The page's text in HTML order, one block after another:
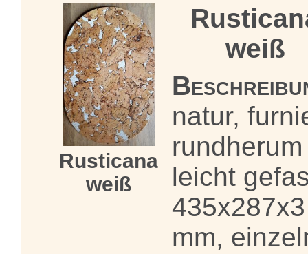
Rusticana
weiß
weiß
natur,
rundherum
leicht
435x287x3
mm,